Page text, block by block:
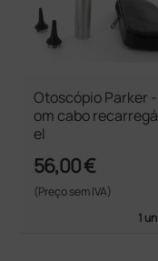
Otoscópio Parker
om cabo
el
56,00 €
(Preço sem IVA)
1